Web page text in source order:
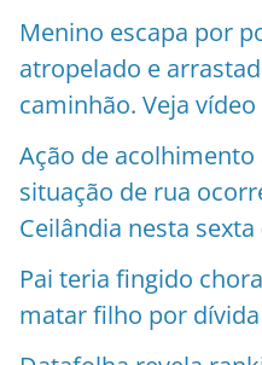
Menino escapa por
atropelado e
caminhão. Veja vídeo
Ação de
situação de rua
Ceilândia nesta sexta
Pai teria fingido
matar filho por dívida